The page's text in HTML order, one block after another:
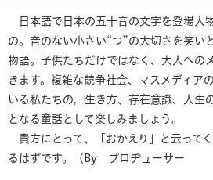
日本語で日本の五十音の文字を登場人
の。音のない小さい“つ”の大切さを笑い
物語。子供たちだけではなく、大人への
きます。複雑な競争社会、マスメディア
いる私たちの，生き方、存在意識、人生
となる童話として楽しみましょう。
貴方にとって、「おかえり」と云って
るはずです。（By プロヂューサー